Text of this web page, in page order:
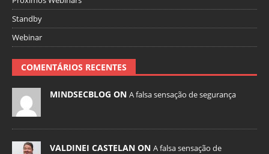
Standby
Webinar
COMENTÁRIOS RECENTES
MINDSECBLOG ON A falsa sensação de segurança
VALDINEI CASTELAN ON A falsa sensação de